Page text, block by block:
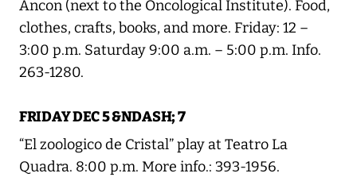
Ancon (next to the Oncological Institute). Food,
clothes, crafts, books, and more. Friday: 12 –
3:00 p.m. Saturday 9:00 a.m. – 5:00 p.m. Info.
263-1280.
FRIDAY DEC 5 &NDASH; 7
“El zoologico de Cristal” play at Teatro La
Quadra. 8:00 p.m. More info.: 393-1956.